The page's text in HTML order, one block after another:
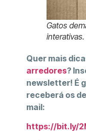
Gatos
Quer mais
arredores?
newsletter! É
receberá os
mail:
https://bit.ly/